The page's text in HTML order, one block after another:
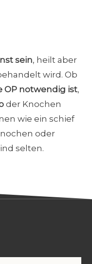
sein, heilt aber
wird. Ob
OP notwendig ist,
der Knochen
wie ein schief
oder
selten.